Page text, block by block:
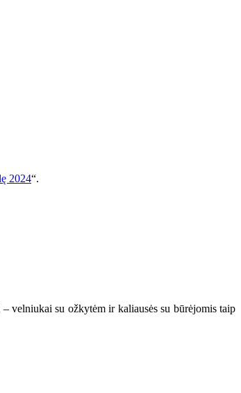
2024“.
velniukai su ožkytėm ir kaliausės su būrėjomis taip